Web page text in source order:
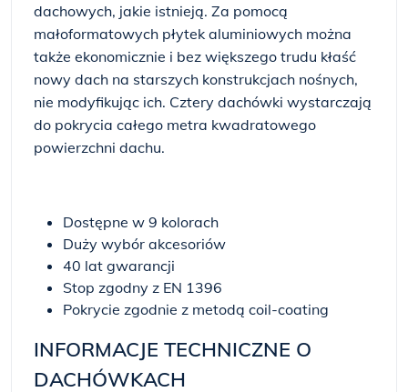
dachowych, jakie istnieją. Za pomocą
małoformatowych płytek aluminiowych można
także ekonomicznie i bez większego trudu kłaść
nowy dach na starszych konstrukcjach nośnych,
nie modyfikując ich. Cztery dachówki wystarczają
do pokrycia całego metra kwadratowego
powierzchni dachu.
Dostępne w 9 kolorach
Duży wybór akcesoriów
40 lat gwarancji
Stop zgodny z EN 1396
Pokrycie zgodnie z metodą coil-coating
INFORMACJE TECHNICZNE O
DACHÓWKACH